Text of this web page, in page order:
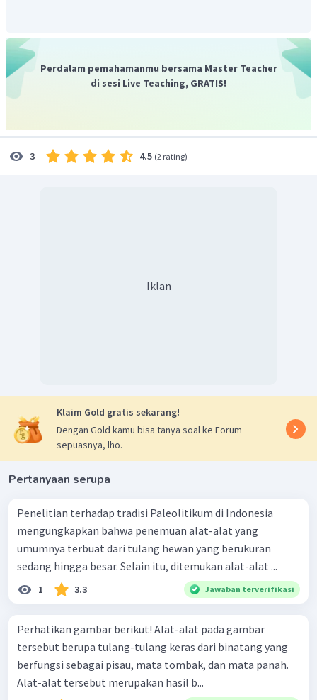
Dengan demikian, dapat disimpulkan bahwa alasannya
adalah hasil kebudayaan Ngandong ditemukan bersama
dengan fosilHomo SoloensisdanHomo Wajakensis.
Perdalam pemahamanmu bersama Master Teacher
di sesi Live Teaching, GRATIS!
3 4.5 (2 rating)
Iklan
Klaim Gold gratis sekarang!
Dengan Gold kamu bisa tanya soal ke Forum
sepuasnya, lho.
Pertanyaan serupa
Penelitian terhadap tradisi Paleolitikum di Indonesia
mengungkapkan bahwa penemuan alat-alat yang
umumnya terbuat dari tulang hewan yang berukuran
sedang hingga besar. Selain itu, ditemukan alat-alat ...
1 3.3 Jawaban terverifikasi
Perhatikan gambar berikut! Alat-alat pada gambar
tersebut berupa tulang-tulang keras dari binatang yang
berfungsi sebagai pisau, mata tombak, dan mata panah.
Alat-alat tersebut merupakan hasil b...